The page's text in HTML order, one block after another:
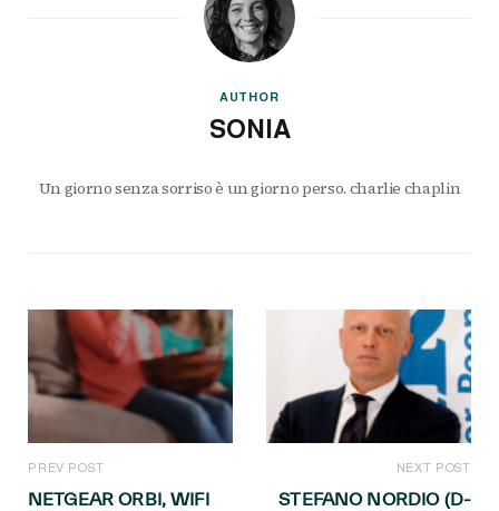
AUTHOR
SONIA
Un giorno senza sorriso è un giorno perso. charlie chaplin
PREV POST
NETGEAR ORBI, WIFI
NEXT POST
STEFANO NORDIO (D-